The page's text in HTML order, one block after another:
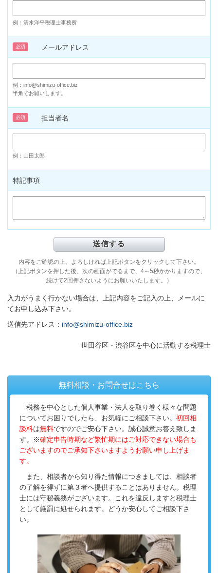
例：清水洋平税理士事務所
メールアドレス
必須
例：info@shimizu-office.biz
半角でお願いします。
担当者名
必須
例：山田太郎
特記事項
内容をご確認の上、よろしければ上記ボタンをクリックして下さい。
（上記ボタンを押した後、次の画面がでるまで、4～5秒かかりますので、
続けて2回押さないようにお願いいたします。）
入力がうまく行かない場合は、上記内容をご記入の上、メールに
てお申し込み下さい。
送信先アドレス： info@shimizu-office.biz
世田谷区・渋谷区を中心に活動する税理士
無料相談・お問合せはこちら
税務を中心とした個人事業・法人を取り巻く様々な問題
についてお困りでしたら、お気軽にご相談下さい。 初回相
談料は無料ですのでご安心下さい。誠心誠意お答え致しま
す。※確定申告時期など繁忙期にはご対応できない場合も
ございますのでご承知下さいますようお願い申し上げま
す。
また、相談者から知り得た情報につきましては、相談者
の了解を得ずに第３者へ提供することはありません。税理
士には守秘義務がございます。これを違反しますと税理士
として厳罰に処せられます。どうか安心してご相談下さ
い。